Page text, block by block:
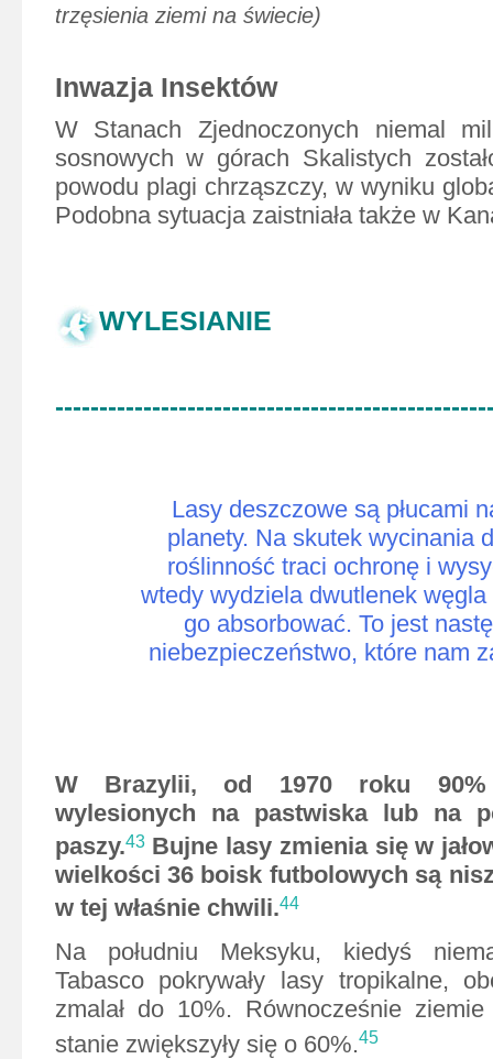
trzęsienia ziemi na świecie)
Inwazja Insektów
W Stanach Zjednoczonych niemal
sosnowych w górach Skalistych
powodu plagi chrząszczy, w wyniku
Podobna sytuacja zaistniała także w
WYLESIANIE
Lasy deszczowe są płucami
planety. Na skutek wycinania
roślinność traci ochronę i
wtedy wydziela dwutlenek
go absorbować. To jest
niebezpieczeństwo, które nam
W Brazylii, od 1970 roku 90%
wylesionych na pastwiska lub na
paszy.43Bujne lasy zmienia się w
wielkości 36 boisk futbolowych są
w tej właśnie chwili.44
Na południu Meksyku, kiedyś
Tabasco pokrywały lasy tropikalne,
zmalał do 10%. Równocześnie
stanie zwiększyły się o 60%.45